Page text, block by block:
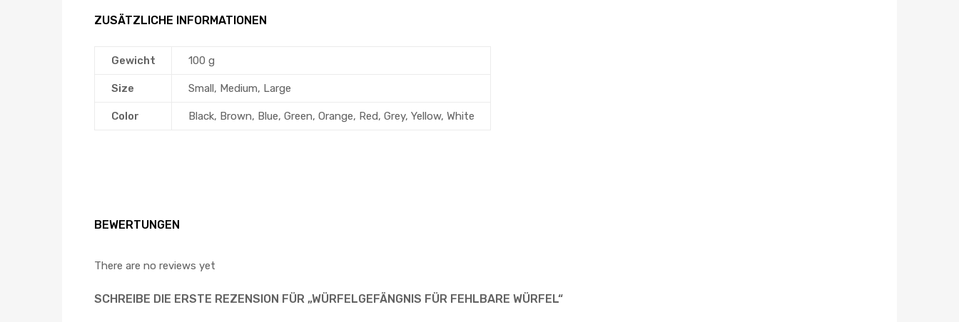
ZUSÄTZLICHE INFORMATIONEN
Gewicht 100 g
Size Small, Medium, Large
Color Black, Brown, Blue, Green, Orange, Red, Grey, Yellow, White
BEWERTUNGEN
There are no reviews yet
SCHREIBE DIE ERSTE REZENSION FÜR „WÜRFELGEFÄNGNIS FÜR FEHLBARE WÜRFEL“